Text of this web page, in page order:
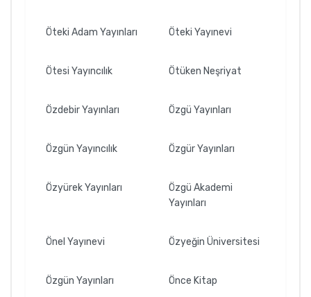
Öteki Adam Yayınları Öteki Yayınevi
Ötesi Yayıncılık Ötüken Neşriyat
Özdebir Yayınları Özgü Yayınları
Özgün Yayıncılık Özgür Yayınları
Özyürek Yayınları
Özgü Akademi
Yayınları
Önel Yayınevi Özyeğin Üniversitesi
Özgün Yayınları Önce Kitap